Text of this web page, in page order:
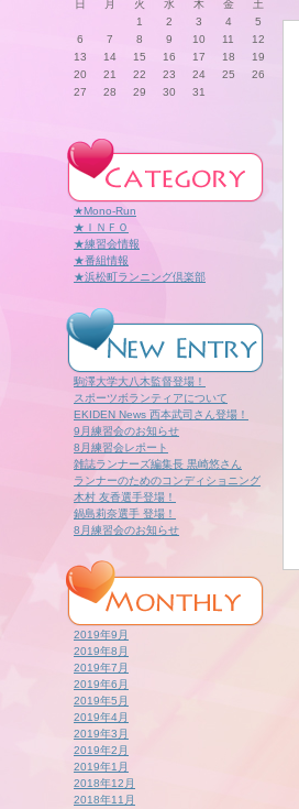
日 月 火 水 木 金
土
1
2 3 4
5
6
7 8 9 10 11
12
13
14 15 16 17 18
19
20
21 22 23 24 25
26
27
28 29 30 31
★Mono-Run
★ＩＮＦＯ
★練習会情報
★番組情報
★浜松町ランニング倶楽部
駒澤大学大八木監督登場！
スポーツボランティアについて
EKIDEN News 西本武司さん登場！
9月練習会のお知らせ
8月練習会レポート
雑誌ランナーズ編集長 黒崎悠さん
ランナーのためのコンディショニング
木村 友香選手登場！
鍋島莉奈選手 登場！
8月練習会のお知らせ
2019年9月
2019年8月
2019年7月
2019年6月
2019年5月
2019年4月
2019年3月
2019年2月
2019年1月
2018年12月
2018年11月